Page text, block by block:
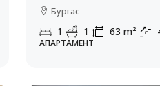
Бургас
1 1 63 m²
АПАРТАМЕНТ